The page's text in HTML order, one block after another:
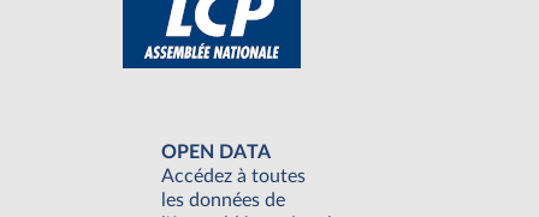
OPEN DATA
Accédez à toutes
les données de